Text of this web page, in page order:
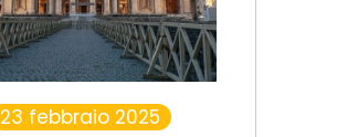
23 febbraio 2025